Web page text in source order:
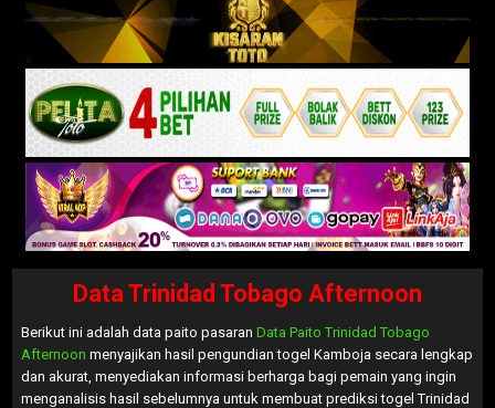
Data Trinidad Tobago Afternoon
Berikut ini adalah data paito pasaran Data Paito Trinidad Tobago
Afternoon menyajikan hasil pengundian togel Kamboja secara lengkap
dan akurat, menyediakan informasi berharga bagi pemain yang ingin
menganalisis hasil sebelumnya untuk membuat prediksi togel Trinidad